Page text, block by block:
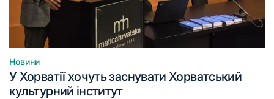
Опублікувати
у
Новини
У Хорватії хочуть заснувати Хорватський
культурний інститут